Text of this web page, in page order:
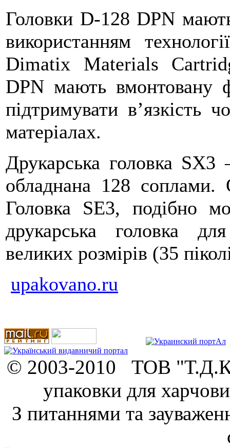
Головки D-128 DPN
використанням
Dimatix Materials
DPN мають вмонтовану
підтримувати в’язкість
матеріалах.
Друкарська головка
обладнана 128 соплами.
Головка SE3, подібно
друкарська головка
великих розмірів (35
upakovano.ru
© 2003-2010 ТОВ
упаковки для
З питаннями та